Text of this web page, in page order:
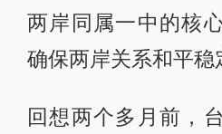
两岸同属一中的核
确保两岸关系和平稳
回想两个多月前，